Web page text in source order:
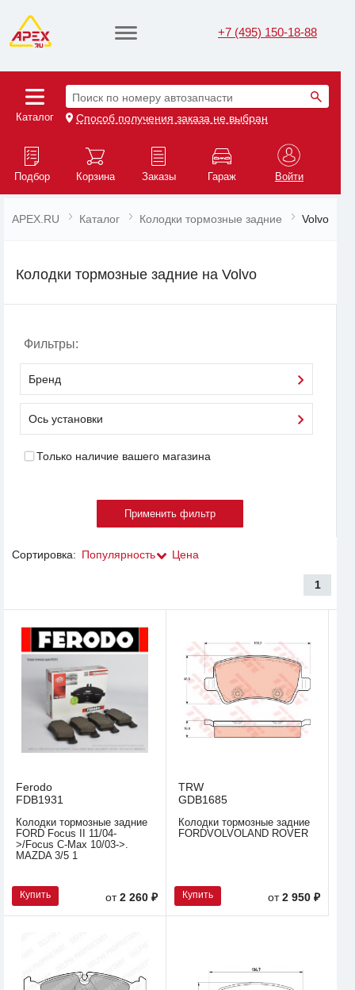
+7 (495) 150-18-88
Каталог
Поиск по номеру автозапчасти
Способ получения заказа не выбран
Подбор Корзина Заказы Гараж Войти
APEX.RU Каталог Колодки тормозные задние Volvo
Колодки тормозные задние на Volvo
Фильтры:
Бренд
Ось установки
Только наличие вашего магазина
Сортировка: Популярность Цена
1
Ferodo
FDB1931
Колодки тормозные задние
FORD Focus II 11/04-
>/Focus C-Max 10/03->.
MAZDA 3/5 1
Купить от2 260 ₽
TRW
GDB1685
Колодки тормозные задние
FORDVOLVOLAND ROVER
Купить от2 950 ₽